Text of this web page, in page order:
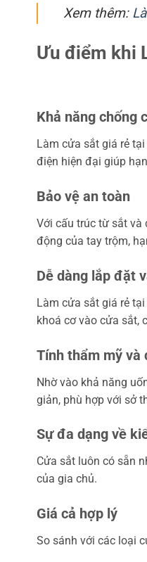
Xem thêm:
Ưu điểm khi
Khả năng chống
Làm cửa sắt giá rẻ
điện hiện đại giúp
Bảo vệ an toàn
Với cấu trúc từ sắt và
động của tay trộm,
Dễ dàng lắp đặt
Làm cửa sắt giá rẻ
khoá cơ vào cửa sắt,
Tính thẩm mỹ và
Nhờ vào khả năng
giản, phù hợp với sở
Sự đa dạng về
Cửa sắt luôn có sẵn
của gia chủ.
Giá cả hợp lý
So sánh với các loại